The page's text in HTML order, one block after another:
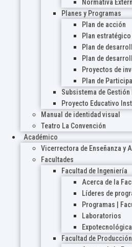
Normativa
Planes y Programas
Plan de acción
Plan estratégico
Plan de
Plan de
Proyectos de
Plan de
Subsistema de Gestión
Proyecto Educativo
Manual de identidad visual
Teatro La Convención
Académico
Vicerrectora de Enseñanza y
Facultades
Facultad de Ingeniería
Acerca de la
Líderes de
Programas |
Laboratorios
Expotecnológica
Facultad de